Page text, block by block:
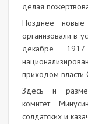
делая
Позднее новые
организовали в
декабре
приходом власти
Здесь и
комитет
солдатских и